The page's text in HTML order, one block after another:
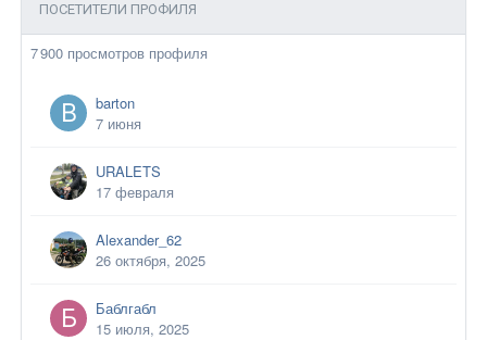
ПОСЕТИТЕЛИ ПРОФИЛЯ
7 900 просмотров профиля
barton
7 июня
URALETS
17 февраля
Alexander_62
26 октября, 2025
Баблгабл
15 июля, 2025